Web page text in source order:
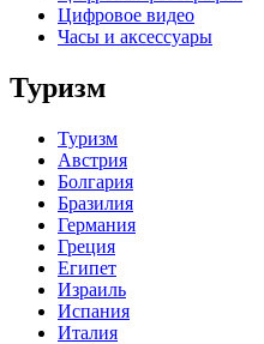
Цифровое видео
Часы и аксессуары
Туризм
Туризм
Австрия
Болгария
Бразилия
Германия
Греция
Египет
Израиль
Испания
Италия